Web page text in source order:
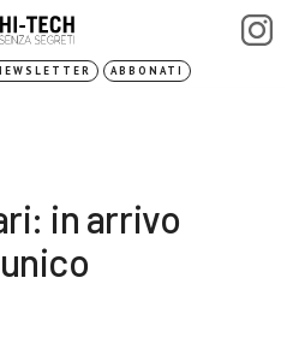
ABBONATI
in arrivo